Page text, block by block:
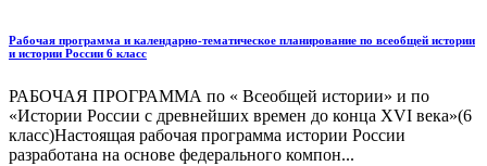
Рабочая программа и календарно-тематическое планирование по всеобщей истории
и истории России 6 класс
РАБОЧАЯ ПРОГРАММА по « Всеобщей истории» и по
«Истории России с древнейших времен до конца XVI века»(6
класс)Настоящая рабочая программа истории России
разработана на основе федерального ком­пон...